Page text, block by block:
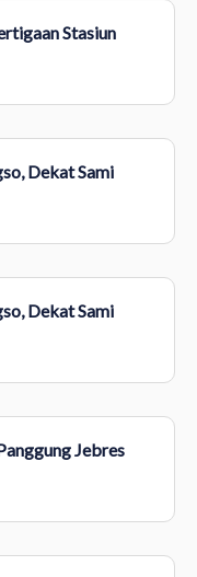
Stasiun
Dekat Sami
Dekat Sami
Jebres